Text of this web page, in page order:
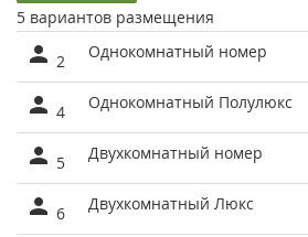
5 вариантов размещения
2 Однокомнатный номер
4 Однокомнатный Полулюкс
5 Двухкомнатный номер
6 Двухкомнатный Люкс